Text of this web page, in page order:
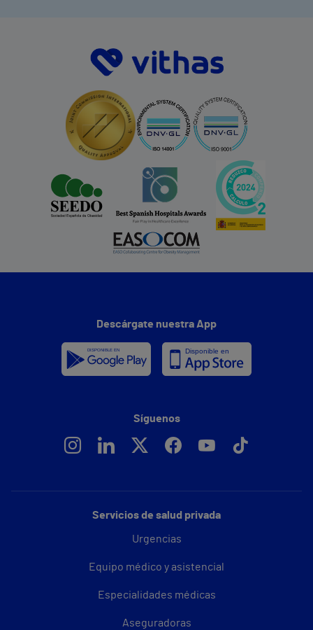
Servicios de salud privada
Urgencias
Equipo médico y asistencial
Especialidades médicas
Aseguradoras
Descárgate nuestra App
Síguenos